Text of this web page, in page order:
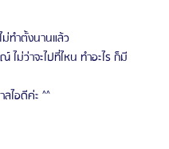
ทำตั้งนานแล้ว
ม่ว่าจะไปที่ไหน ทำอะไร ก็มี
ไอดีค่ะ ^^